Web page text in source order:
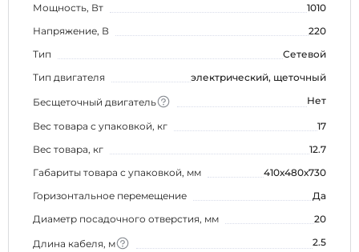
Мощность, Вт
1010
Напряжение, В
220
Тип
Сетевой
Тип двигателя
электрический, щеточный
Бесщеточный двигатель Нет
Вес товара с упаковкой, кг
17
Вес товара, кг
12.7
Габариты товара с упаковкой, мм
410х480х730
Горизонтальное перемещение
Да
Диаметр посадочного отверстия, мм
20
Длина кабеля, м 2.5